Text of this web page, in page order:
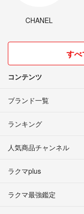
CHANEL
す
コンテンツ
ブランド一覧
ランキング
人気商品チャンネル
ラクマplus
ラクマ最強鑑定